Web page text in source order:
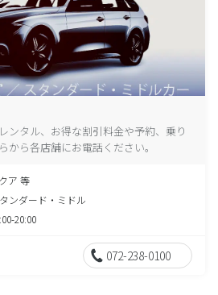
ンタル、お得な割引料金や予約、乗り
から各店舗にお電話ください。
ア 等
ンダード・ミドル
20:00
072-238-0100